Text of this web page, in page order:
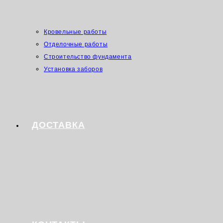
Кровельные работы
Отделочные работы
Строительство фундамента
Установка заборов
ДОСТАВКА